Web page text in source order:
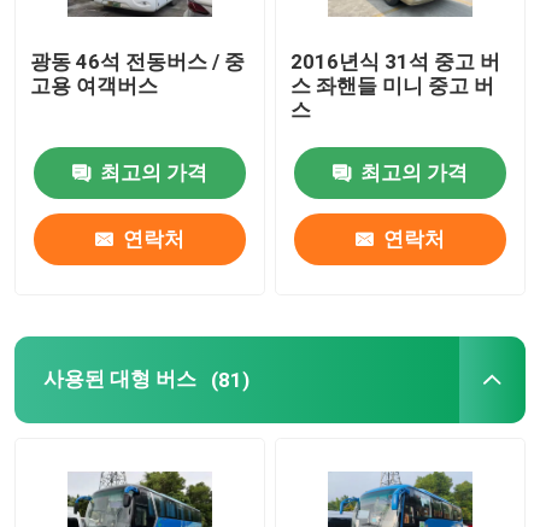
광동 46석 전동버스 / 중
고용 여객버스
최고의 가격
연락처
2016년식 31석 중고 버
스 좌핸들 미니 중고 버
스
최고의 가격
연락처
사용된 대형 버스 (81)